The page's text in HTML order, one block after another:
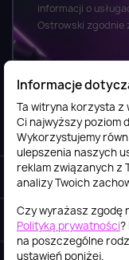
informacji o
Ostrowski zgodnie
Informacje
Obsługa klienta
Szybki kontakt
Informacje
Ta witryna korzysta z
Ci najwyższy poziom
Wykorzystujemy
ulepszenia naszych
reklam związanych z
analizy Twoich
Czy wyrażasz zgodę
Polityką prywatności?
na poszczególne
ustawień poniżej.